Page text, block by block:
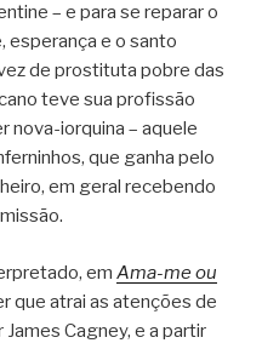
– e para se reparar o
esperança e o santo
de prostituta pobre das
teve sua profissão
nova-iorquina – aquele
que ganha pelo
em geral recebendo
em Ama-me ou
que atrai as atenções de
Cagney, e a partir